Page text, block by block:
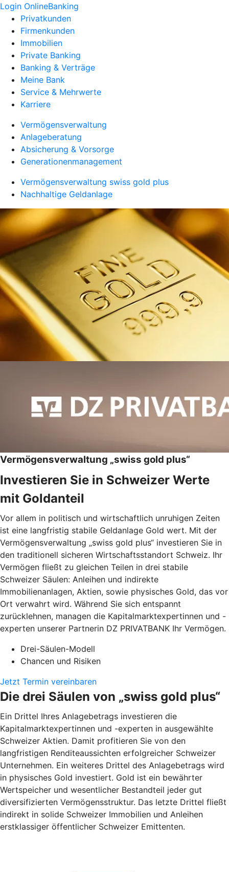
Login OnlineBanking
Privatkunden
Firmenkunden
Immobilien
Private Banking
Banking & Verträge
Meine Bank
Service & Mehrwerte
Karriere
Vermögensverwaltung
Anlageberatung
Absicherung & Vorsorge
Generationenmanagement
Vermögensverwaltung swiss gold plus
Nachhaltige Geldanlage
Vermögensverwaltung „swiss gold plus“
Investieren Sie in Schweizer Werte
mit Goldanteil
Vor allem in politisch und wirtschaftlich unruhigen Zeiten
ist eine langfristig stabile Geldanlage Gold wert. Mit der
Vermögensverwaltung „swiss gold plus“ investieren Sie in
den traditionell sicheren Wirtschaftsstandort Schweiz. Ihr
Vermögen fließt zu gleichen Teilen in drei stabile
Schweizer Säulen: Anleihen und indirekte
Immobilienanlagen, Aktien, sowie physisches Gold, das vor
Ort verwahrt wird. Während Sie sich entspannt
zurücklehnen, managen die Kapitalmarktexpertinnen und -
experten unserer Partnerin DZ PRIVATBANK Ihr Vermögen.
Drei-Säulen-Modell
Chancen und Risiken
Jetzt Termin vereinbaren
Die drei Säulen von „swiss gold plus“
Ein Drittel Ihres Anlagebetrags investieren die
Kapitalmarktexpertinnen und -experten in ausgewählte
Schweizer Aktien. Damit profitieren Sie von den
langfristigen Renditeaussichten erfolgreicher Schweizer
Unternehmen. Ein weiteres Drittel des Anlagebetrags wird
in physisches Gold investiert. Gold ist ein bewährter
Wertspeicher und wesentlicher Bestandteil jeder gut
diversifizierten Vermögensstruktur. Das letzte Drittel fließt
indirekt in solide Schweizer Immobilien und Anleihen
erstklassiger öffentlicher Schweizer Emittenten.